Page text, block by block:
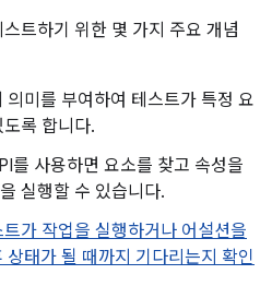
트하기 위한 몇 가지 주요 개념
의미를 부여하여 테스트가 특정 요
록 합니다.
를 사용하면 요소를 찾고 속성을
실행할 수 있습니다.
가 작업을 실행하거나 어설션을
상태가 될 때까지 기다리는지 확인